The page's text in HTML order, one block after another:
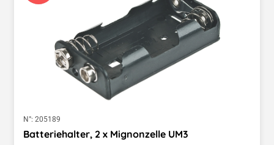
N°: 205189
Batteriehalter, 2 x Mignonzelle UM3